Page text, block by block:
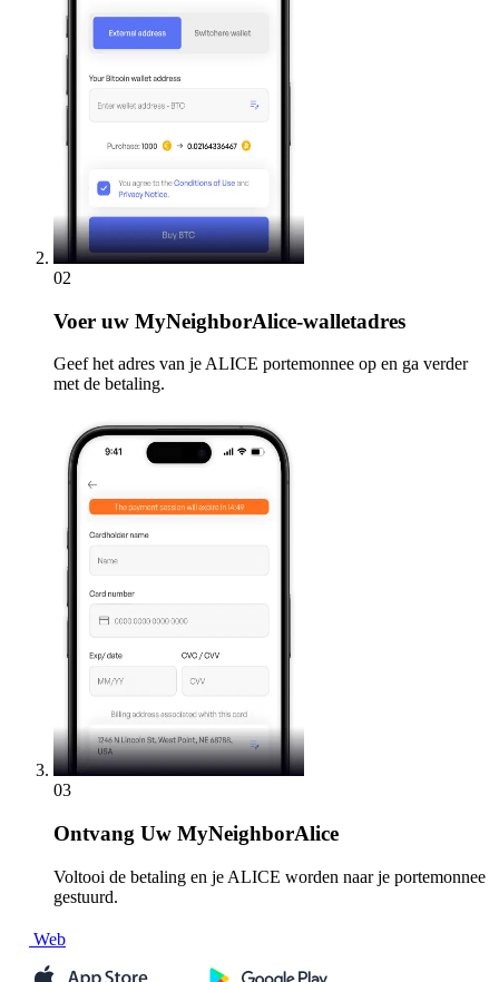
02
Voer uw MyNeighborAlice-walletadres
Geef het adres van je ALICE portemonnee op en ga verder
met de betaling.
03
Ontvang Uw MyNeighborAlice
Voltooi de betaling en je ALICE worden naar je portemonnee
gestuurd.
Web